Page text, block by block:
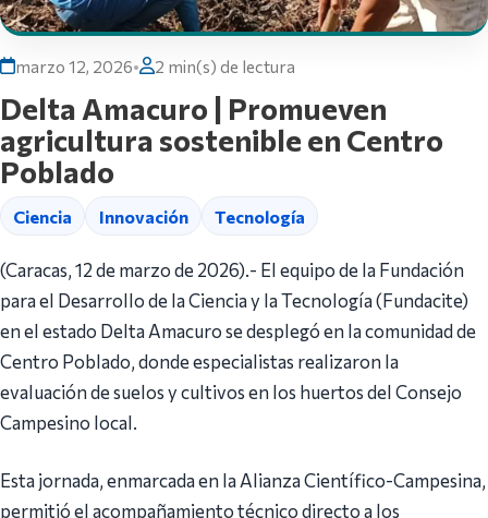
marzo 12, 2026• 2 min(s) de lectura
Delta Amacuro | Promueven
agricultura sostenible en Centro
Poblado
Ciencia Innovación Tecnología
(Caracas, 12 de marzo de 2026).- El equipo de la Fundación
para el Desarrollo de la Ciencia y la Tecnología (Fundacite)
en el estado Delta Amacuro se desplegó en la comunidad de
Centro Poblado, donde especialistas realizaron la
evaluación de suelos y cultivos en los huertos del Consejo
Campesino local.
Esta jornada, enmarcada en la Alianza Científico-Campesina,
permitió el acompañamiento técnico directo a los